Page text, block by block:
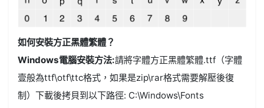
如何安裝方正黑體繁體？
Windows電腦安裝方法:請將字體方正黑體繁體.ttf（字體
壹般為ttf\otf\ttc格式，如果是zip\rar格式需要解壓後復
制）下載後拷貝到以下路徑: C:\Windows\Fonts